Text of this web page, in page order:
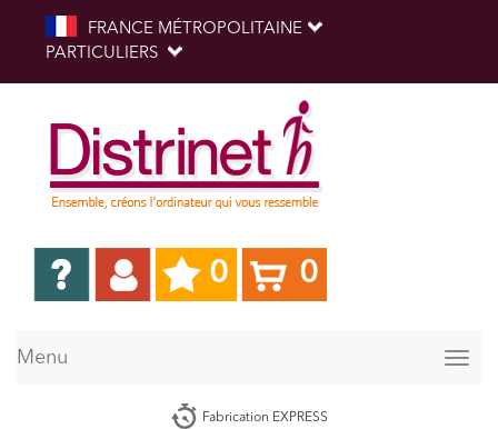
FRANCE MÉTROPOLITAINE
PARTICULIERS
0 0
Menu
Fabrication EXPRESS